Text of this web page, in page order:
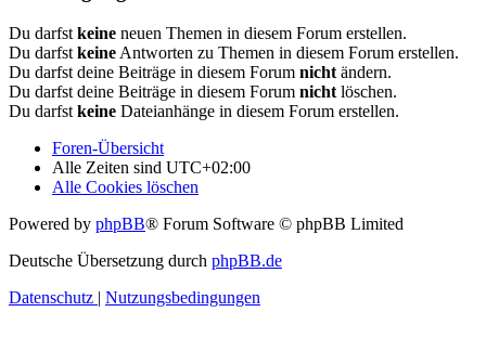
Du darfst keine neuen Themen in diesem Forum erstellen.
Du darfst keine Antworten zu Themen in diesem Forum erstellen.
Du darfst deine Beiträge in diesem Forum nicht ändern.
Du darfst deine Beiträge in diesem Forum nicht löschen.
Du darfst keine Dateianhänge in diesem Forum erstellen.
Foren-Übersicht
Alle Zeiten sind UTC+02:00
Alle Cookies löschen
Powered by phpBB® Forum Software © phpBB Limited
Deutsche Übersetzung durch phpBB.de
Datenschutz | Nutzungsbedingungen